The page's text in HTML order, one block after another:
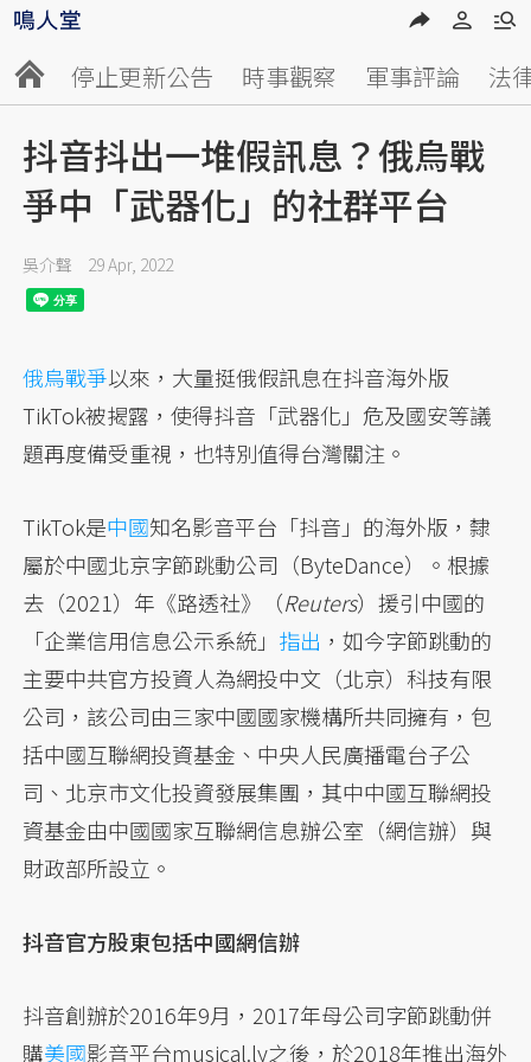
停止更新公告 時事觀察 軍事評論 法
抖音抖出一堆假訊息？俄烏戰
爭中「武器化」的社群平台
吳介聲 29 Apr, 2022
俄烏戰爭以來，大量挺俄假訊息在抖音海外版
TikTok被揭露，使得抖音「武器化」危及國安等議
題再度備受重視，也特別值得台灣關注。
TikTok是中國知名影音平台「抖音」的海外版，隸
屬於中國北京字節跳動公司（ByteDance）。根據
去（2021）年《路透社》（Reuters）援引中國的
「企業信用信息公示系統」 指出 ，如今字節跳動的
主要中共官方投資人為網投中文（北京）科技有限
公司，該公司由三家中國國家機構所共同擁有，包
括中國互聯網投資基金、中央人民廣播電台子公
司、北京市文化投資發展集團，其中中國互聯網投
資基金由中國國家互聯網信息辦公室（網信辦）與
財政部所設立。
抖音官方股東包括中國網信辦
抖音創辦於2016年9月，2017年母公司字節跳動併
購美國影音平台musical.ly之後，於2018年推出海外